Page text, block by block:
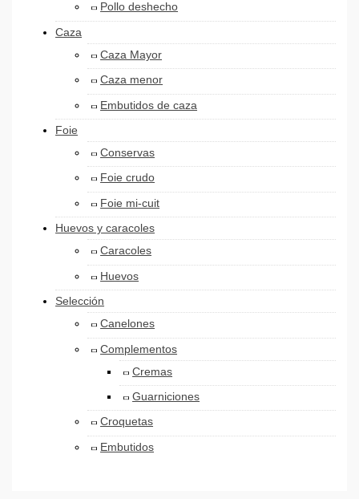
Pollo deshecho
Caza
Caza Mayor
Caza menor
Embutidos de caza
Foie
Conservas
Foie crudo
Foie mi-cuit
Huevos y caracoles
Caracoles
Huevos
Selección
Canelones
Complementos
Cremas
Guarniciones
Croquetas
Embutidos